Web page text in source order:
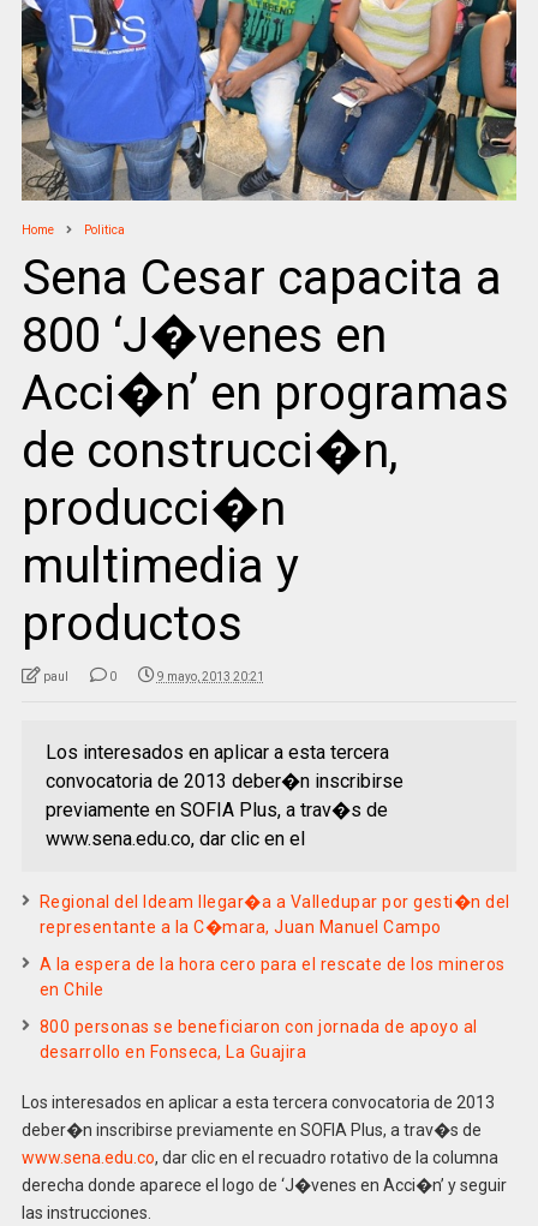
Home Politica
Sena Cesar capacita a
800 ‘J�venes en
Acci�n’ en programas
de construcci�n,
producci�n
multimedia y
productos
paul 0 9 mayo, 2013 20:21
Los interesados en aplicar a esta tercera
convocatoria de 2013 deber�n inscribirse
previamente en SOFIA Plus, a trav�s de
www.sena.edu.co, dar clic en el
Regional del Ideam llegar�a a Valledupar por gesti�n del
representante a la C�mara, Juan Manuel Campo
A la espera de la hora cero para el rescate de los mineros
en Chile
800 personas se beneficiaron con jornada de apoyo al
desarrollo en Fonseca, La Guajira
Los interesados en aplicar a esta tercera convocatoria de 2013
deber�n inscribirse previamente en SOFIA Plus, a trav�s de
www.sena.edu.co, dar clic en el recuadro rotativo de la columna
derecha donde aparece el logo de ‘J�venes en Acci�n’ y seguir
las instrucciones.